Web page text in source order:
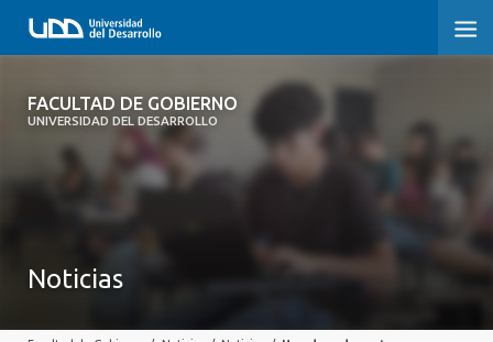
FACULTAD DE GOBIERNO
UNIVERSIDAD DEL DESARROLLO
FACULTAD DE GOBIERNO
Noticias